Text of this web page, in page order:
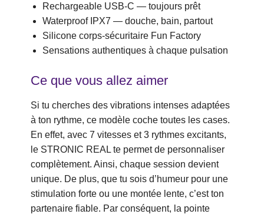
Rechargeable USB-C — toujours prêt
Waterproof IPX7 — douche, bain, partout
Silicone corps-sécuritaire Fun Factory
Sensations authentiques à chaque pulsation
Ce que vous allez aimer
Si tu cherches des vibrations intenses adaptées
à ton rythme, ce modèle coche toutes les cases.
En effet, avec 7 vitesses et 3 rythmes excitants,
le STRONIC REAL te permet de personnaliser
complètement. Ainsi, chaque session devient
unique. De plus, que tu sois d’humeur pour une
stimulation forte ou une montée lente, c’est ton
partenaire fiable. Par conséquent, la pointe